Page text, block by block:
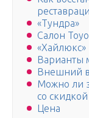
«Тундра»
Салон
«Хайлюкс»
Варианты
Внешний
Можно ли
со
Цена